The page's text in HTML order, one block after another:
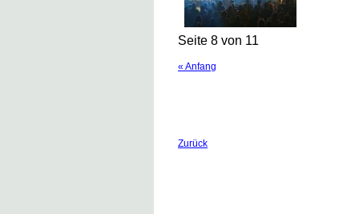
Seite 8 von 11
« Anfang
Zurück